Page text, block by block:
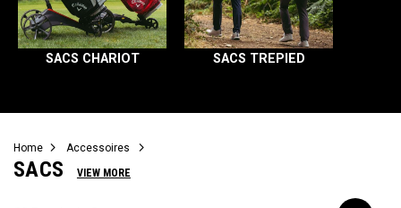
SACS CHARIOT SACS TREPIED
Home Accessoires
SACS VIEW MORE